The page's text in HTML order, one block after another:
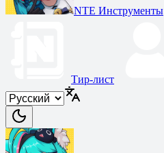
NTE Инструменты
Тир-лист